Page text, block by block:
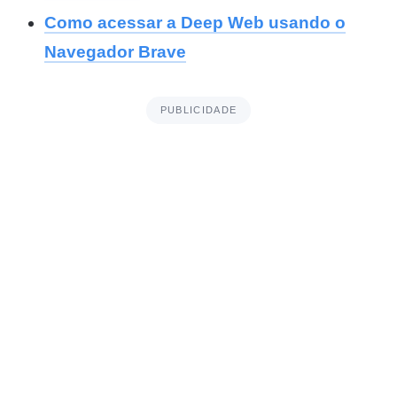
Como acessar a Deep Web usando o
Navegador Brave
PUBLICIDADE